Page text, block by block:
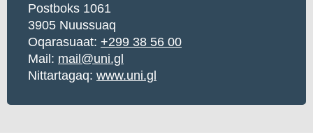
Postboks 1061
3905 Nuussuaq
Oqarasuaat: +299 38 56 00
Mail: mail@uni.gl
Nittartagaq: www.uni.gl